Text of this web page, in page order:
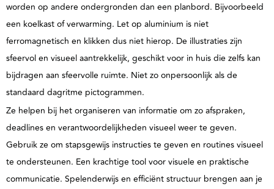
worden op andere ondergronden dan een planbord. Bijvoorbeeld
een koelkast of verwarming. Let op aluminium is niet
ferromagnetisch en klikken dus niet hierop. De illustraties zijn
sfeervol en visueel aantrekkelijk, geschikt voor in huis die zelfs kan
bijdragen aan sfeervolle ruimte. Niet zo onpersoonlijk als de
standaard dagritme pictogrammen.
Ze helpen bij het organiseren van informatie om zo afspraken,
deadlines en verantwoordelijkheden visueel weer te geven.
Gebruik ze om stapsgewijs instructies te geven en routines visueel
te ondersteunen. Een krachtige tool voor visuele en praktische
communicatie. Spelenderwijs en efficiënt structuur brengen aan je